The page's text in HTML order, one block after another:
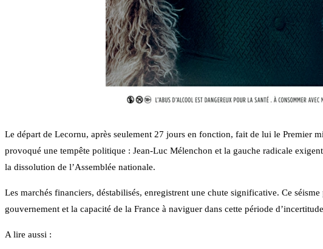
Le départ de Lecornu, après seulement 27 jours en fonction, fait de lui le Premier
provoqué une tempête politique : Jean-Luc Mélenchon et la gauche radicale
la dissolution de l’Assemblée nationale.
Les marchés financiers, déstabilisés, enregistrent une chute significative. Ce
gouvernement et la capacité de la France à naviguer dans cette période
A lire aussi :